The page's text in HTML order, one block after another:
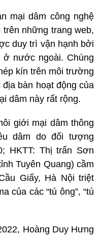
mại dâm công nghệ
những trang web,
duy trì vận hạnh bởi
nước ngoài. Chúng
kín trên môi trường
bàn hoạt động của
dâm này rất rộng.
giới mại dâm thông
dâm do đối tượng
HKTT: Thị trấn Sơn
Tuyên Quang) cầm
Giấy, Hà Nội triệt
của các “tú ông”, “tú
Hoàng Duy Hưng